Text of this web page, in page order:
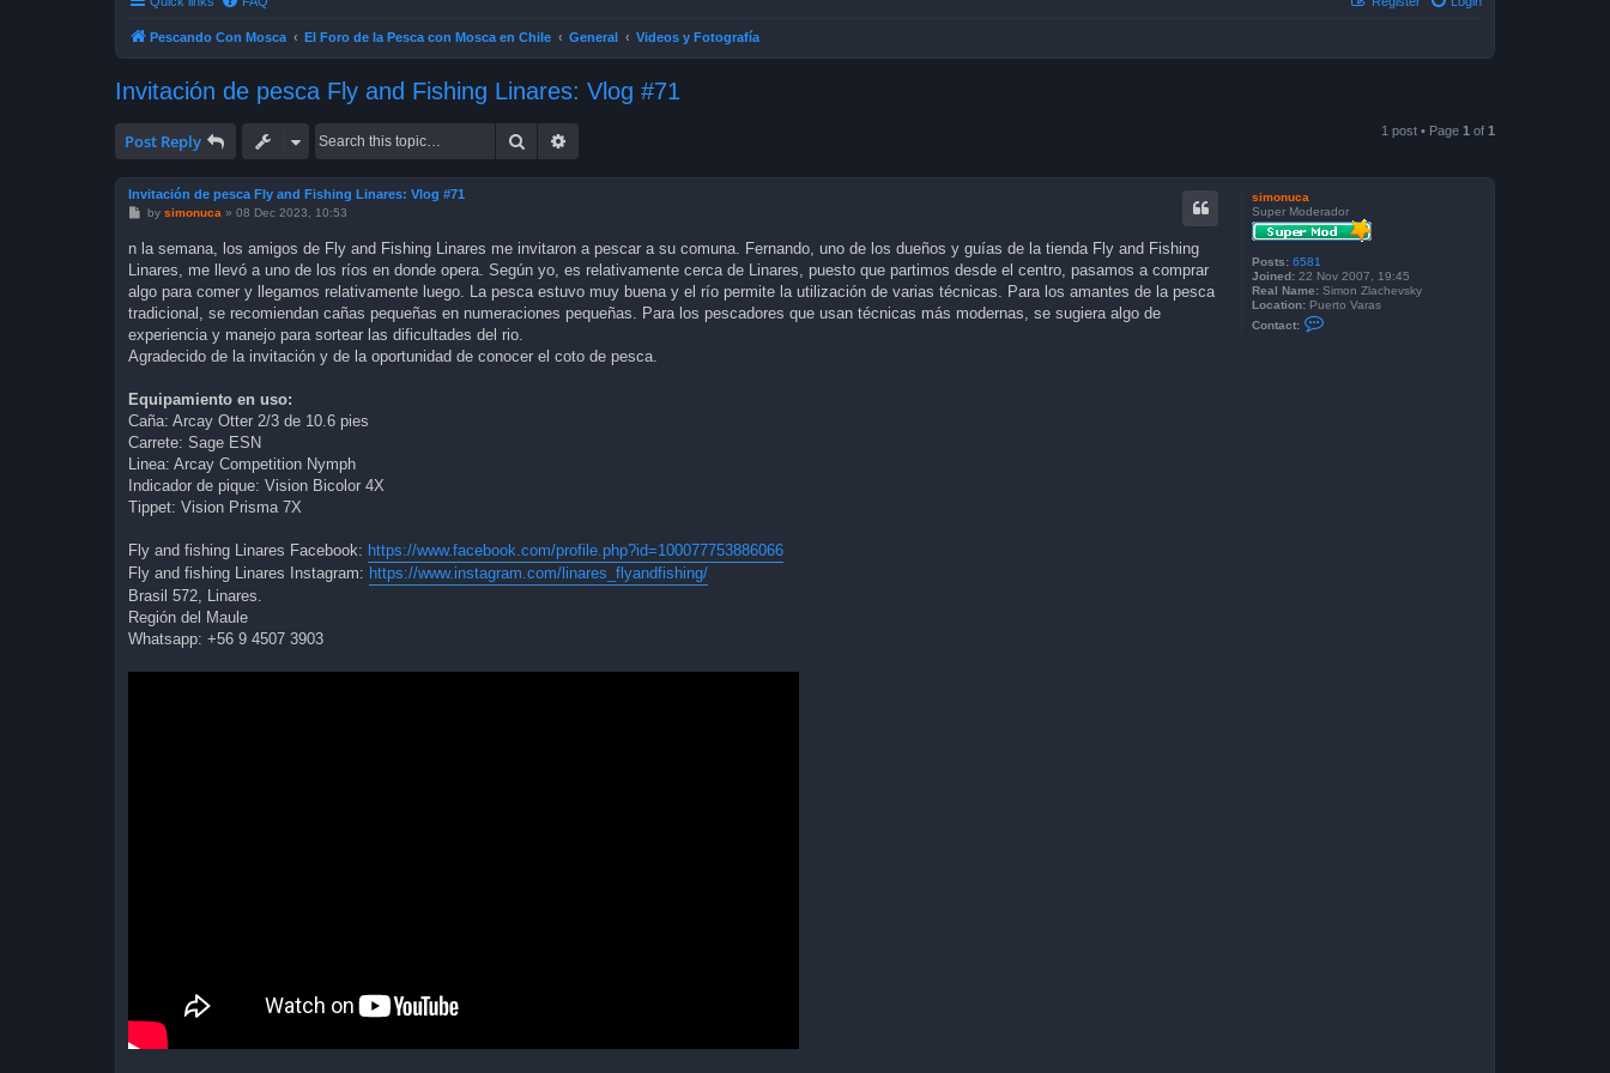
Pescando Con Mosca El Foro de la Pesca con Mosca en Chile General Videos y Fotografía
Invitación de pesca Fly and Fishing Linares: Vlog #71
Post Reply Search 1 post • Page 1 of 1
simonuca
Super Moderador
Posts: 6581
Joined: 22 Nov 2007, 19:45
Real Name: Simon Zlachevsky
Location: Puerto Varas
Contact:
Invitación de pesca Fly and Fishing Linares: Vlog #71
P
s
t
by simonuca » 08 Dec 2023, 10:53
n la semana, los amigos de Fly and Fishing Linares me invitaron a pescar a su comuna. Fernando, uno de los dueños y guías de la tienda Fly and Fishing
Linares, me llevó a uno de los ríos en donde opera. Según yo, es relativamente cerca de Linares, puesto que partimos desde el centro, pasamos a comprar
algo para comer y llegamos relativamente luego. La pesca estuvo muy buena y el río permite la utilización de varias técnicas. Para los amantes de la pesca
tradicional, se recomiendan cañas pequeñas en numeraciones pequeñas. Para los pescadores que usan técnicas más modernas, se sugiera algo de
experiencia y manejo para sortear las dificultades del rio.
Agradecido de la invitación y de la oportunidad de conocer el coto de pesca.
Equipamiento en uso:
Caña: Arcay Otter 2/3 de 10.6 pies
Carrete: Sage ESN
Linea: Arcay Competition Nymph
Indicador de pique: Vision Bicolor 4X
Tippet: Vision Prisma 7X
Fly and fishing Linares Facebook: https://www.facebook.com/profile.php?id=100077753886066
Fly and fishing Linares Instagram: https://www.instagram.com/linares_flyandfishing/
Brasil 572, Linares.
Región del Maule
Whatsapp: +56 9 4507 3903